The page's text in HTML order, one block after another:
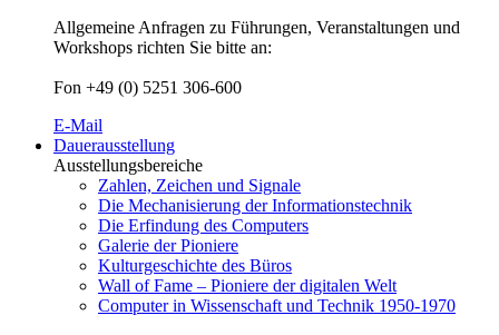
Allgemeine Anfragen zu Führungen, Veranstaltungen und
Workshops richten Sie bitte an:
Fon +49 (0) 5251 306-600
E-Mail
Dauerausstellung
Ausstellungsbereiche
Zahlen, Zeichen und Signale
Die Mechanisierung der Informationstechnik
Die Erfindung des Computers
Galerie der Pioniere
Kulturgeschichte des Büros
Wall of Fame – Pioniere der digitalen Welt
Computer in Wissenschaft und Technik 1950-1970